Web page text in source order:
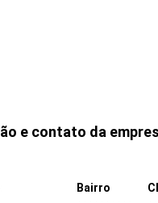
e contato da
Bairro